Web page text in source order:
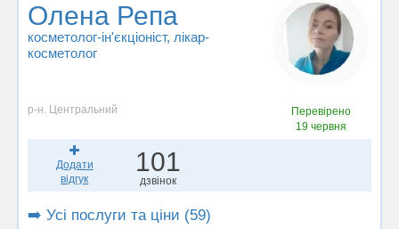
Олена Репа
косметолог-ін'єкціоніст, лікар-
косметолог
р-н. Центральний
Перевірено
19 червня
Додати
відгук
101
дзвінок
➡️ Усі послуги та ціни (59)